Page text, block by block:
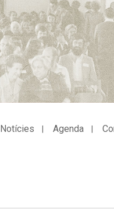
Notícies Agenda